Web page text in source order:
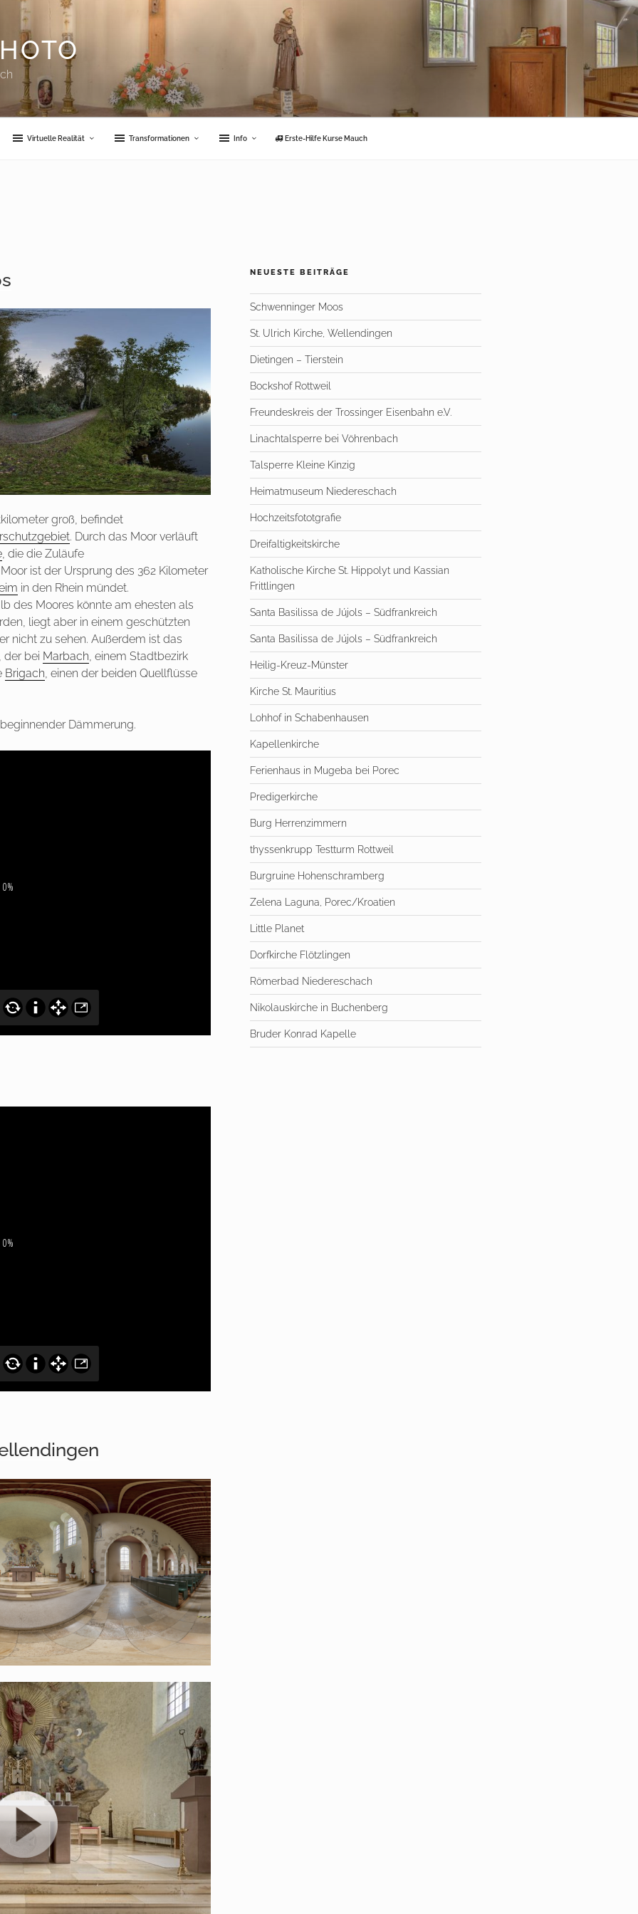
Virtuelle Realität Transformationen Info Erste-Hilfe Kurse Mauch
groß, befindet
. Durch das Moor verläuft
, die die Zuläufe
ist der Ursprung des 362 Kilometer
in den Rhein mündet.
des Moores könnte am ehesten als
liegt aber in einem geschützten
nicht zu sehen. Außerdem ist das
der bei Marbach, einem Stadtbezirk
Brigach, einen der beiden Quellflüsse
Dämmerung.
NEUESTE BEITRÄGE
Schwenninger Moos
St. Ulrich Kirche, Wellendingen
Dietingen – Tierstein
Bockshof Rottweil
Freundeskreis der Trossinger Eisenbahn e.V.
Linachtalsperre bei Vöhrenbach
Talsperre Kleine Kinzig
Heimatmuseum Niedereschach
Hochzeitsfototgrafie
Dreifaltigkeitskirche
Katholische Kirche St. Hippolyt und Kassian
Frittlingen
Santa Basilissa de Jújols – Südfrankreich
Santa Basilissa de Jújols – Südfrankreich
Heilig-Kreuz-Münster
Kirche St. Mauritius
Lohhof in Schabenhausen
Kapellenkirche
Ferienhaus in Mugeba bei Porec
Predigerkirche
Burg Herrenzimmern
thyssenkrupp Testturm Rottweil
Burgruine Hohenschramberg
Zelena Laguna, Porec/Kroatien
Little Planet
Dorfkirche Flötzlingen
Römerbad Niedereschach
Nikolauskirche in Buchenberg
Bruder Konrad Kapelle